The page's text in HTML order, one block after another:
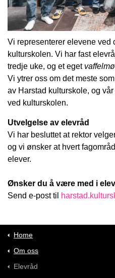
Vi representerer elevene ved
kulturskolen. Vi har fast
tredje uke, og et eget
Vi ytrer oss om det meste
av Harstad kulturskole, og
ved kulturskolen.
Utvelgelse av elevråd
Vi har besluttet at rektor
og vi ønsker at hvert
elever.
Ønsker du å være med i
Send e-post til
Home
Om oss
Elevråd